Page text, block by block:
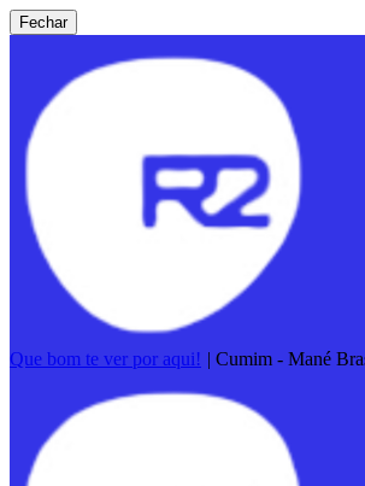
Fechar
Que bom te ver por aqui! | Cumim - Mané